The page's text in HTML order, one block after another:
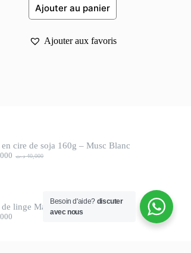
Ajouter au panier
Ajouter aux favoris
cire de soja 160g – Musc Blanc
40,000 د.تLe
Le
de linge Magnolia 300ml
Besoin d'aide? discuter
avec nous